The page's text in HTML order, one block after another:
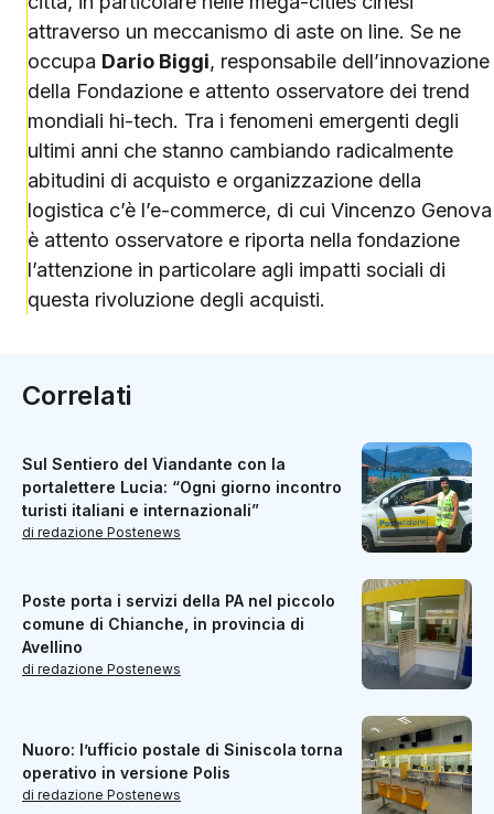
attraverso un meccanismo di aste on line. Se ne
occupa Dario Biggi, responsabile dell’innovazione
della Fondazione e attento osservatore dei trend
mondiali hi-tech. Tra i fenomeni emergenti degli
ultimi anni che stanno cambiando radicalmente
abitudini di acquisto e organizzazione della
logistica c’è l’e-commerce, di cui Vincenzo Genova
è attento osservatore e riporta nella fondazione
l’attenzione in particolare agli impatti sociali di
questa rivoluzione degli acquisti.
Correlati
Sul Sentiero del Viandante con la
portalettere Lucia: “Ogni giorno incontro
turisti italiani e internazionali”
di redazione Postenews
Poste porta i servizi della PA nel piccolo
comune di Chianche, in provincia di
Avellino
di redazione Postenews
Nuoro: l’ufficio postale di Siniscola torna
operativo in versione Polis
di redazione Postenews